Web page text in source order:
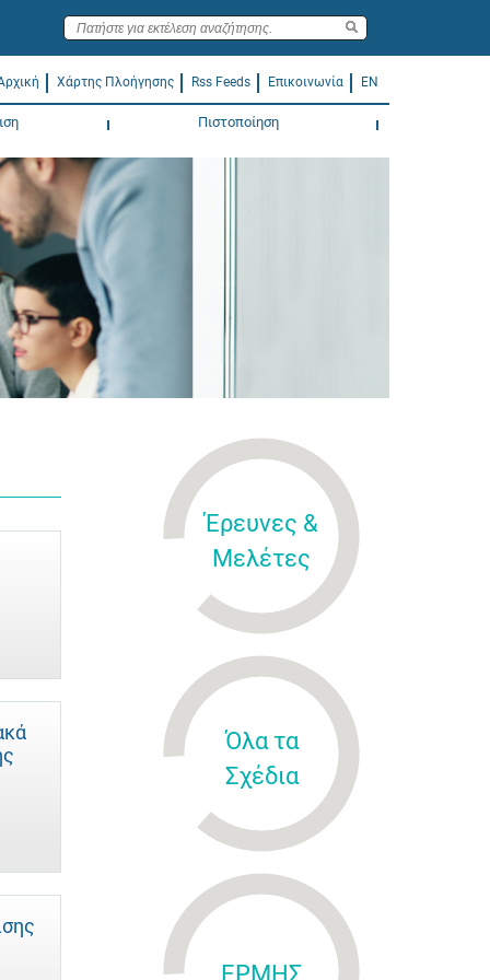
Χάρτης Πλοήγησης Rss Feeds Επικοινωνία EN
Πιστοποίηση
Έρευνες &
Μελέτες
Όλα τα
Σχέδια
ΕΡΜΗΣ